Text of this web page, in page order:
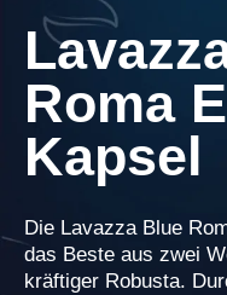
Roma
Kapsel
Die Lavazza Blue
das Beste aus zwei
kräftiger Robusta.